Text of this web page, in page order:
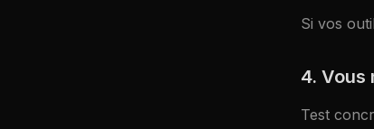
Si vos
4. Vous
Test